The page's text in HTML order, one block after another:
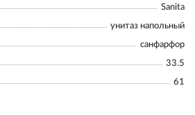
Sanita
унитаз напольный
санфарфор
33.5
61